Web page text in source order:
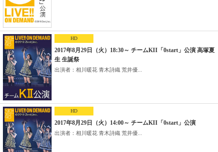
HD
2017年8月29日（火）18:30～ チームKII「0start」公演 高塚夏
生 生誕祭
出演者：相川暖花 青木詩織 荒井優...
HD
2017年8月29日（火）14:00～ チームKII「0start」公演
出演者：相川暖花 青木詩織 荒井優...